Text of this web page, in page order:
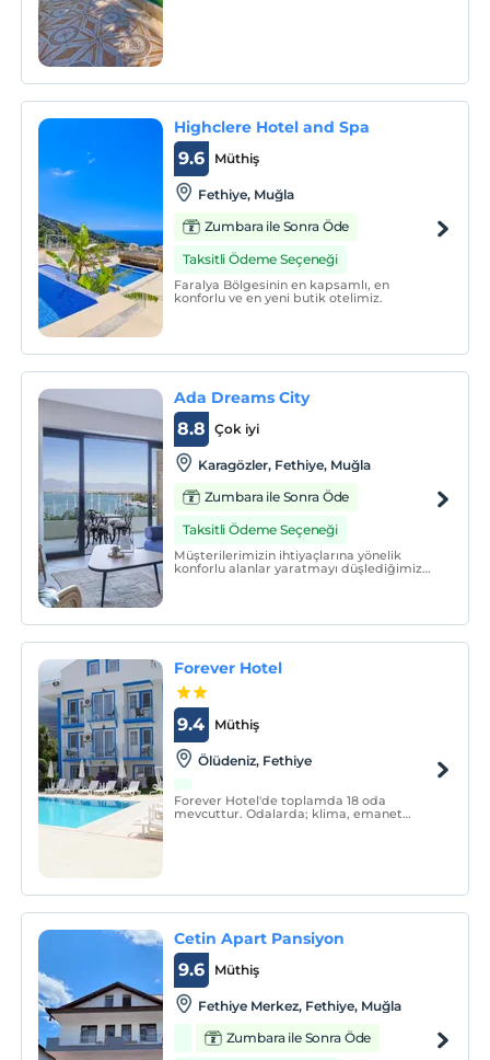
Highclere Hotel and Spa
Müthiş
9.6
Fethiye, Muğla
Zumbara ile Sonra Öde
Taksitli Ödeme Seçeneği
Faralya Bölgesinin en kapsamlı, en
konforlu ve en yeni butik otelimiz.
Ada Dreams City
Çok iyi
8.8
Karagözler, Fethiye, Muğla
Zumbara ile Sonra Öde
Taksitli Ödeme Seçeneği
Müşterilerimizin ihtiyaçlarına yönelik
konforlu alanlar yaratmayı düşlediğimiz
hedefliyoruz.
Forever Hotel
Müthiş
9.4
Ölüdeniz, Fethiye
Forever Hotel'de toplamda 18 oda
mevcuttur. Odalarda; klima, emanet
Cetin Apart Pansiyon
Müthiş
9.6
Fethiye Merkez, Fethiye, Muğla
Zumbara ile Sonra Öde